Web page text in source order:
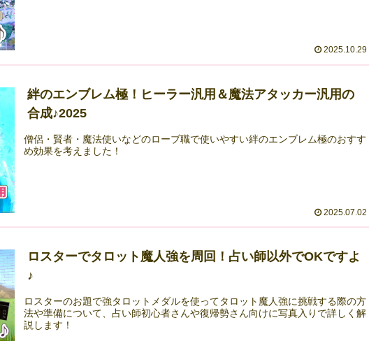
2025.10.29
絆のエンブレム極！ヒーラー汎用＆魔法アタッカー汎用の
合成♪2025
僧侶・賢者・魔法使いなどのローブ職で使いやすい絆のエンブレム極のおすす
め効果を考えました！
2025.07.02
ロスターでタロット魔人強を周回！占い師以外でOKですよ
♪
ロスターのお題で強タロットメダルを使ってタロット魔人強に挑戦する際の方
法や準備について、占い師初心者さんや復帰勢さん向けに写真入りで詳しく解
説します！